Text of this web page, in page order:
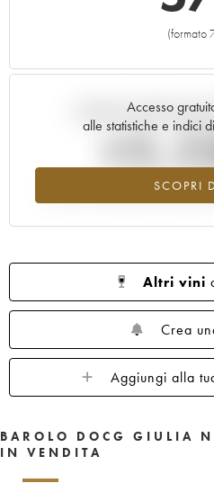
(formato
Accesso
alle statistiche e indici
SCOPRI
Andamento della
Valore in aumento per l'annata
Altri vini
Crea
Aggiungi alla
BAROLO DOCG GIULIA
IN VENDITA